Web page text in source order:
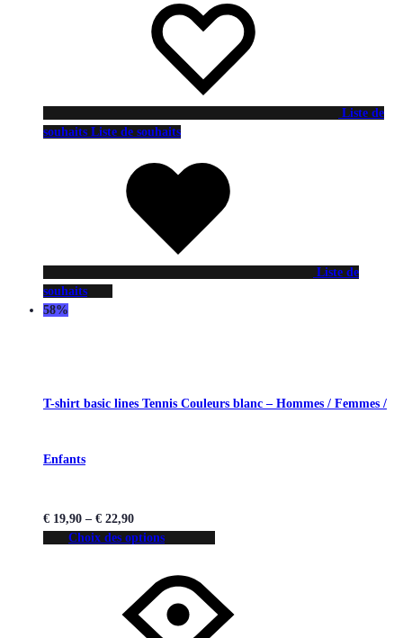
Liste de
souhaits Liste de souhaits
Liste de
souhaits
58%
T-shirt basic lines Tennis Couleurs blanc – Hommes / Femmes /
Enfants
€ 19,90 – € 22,90
Choix des options